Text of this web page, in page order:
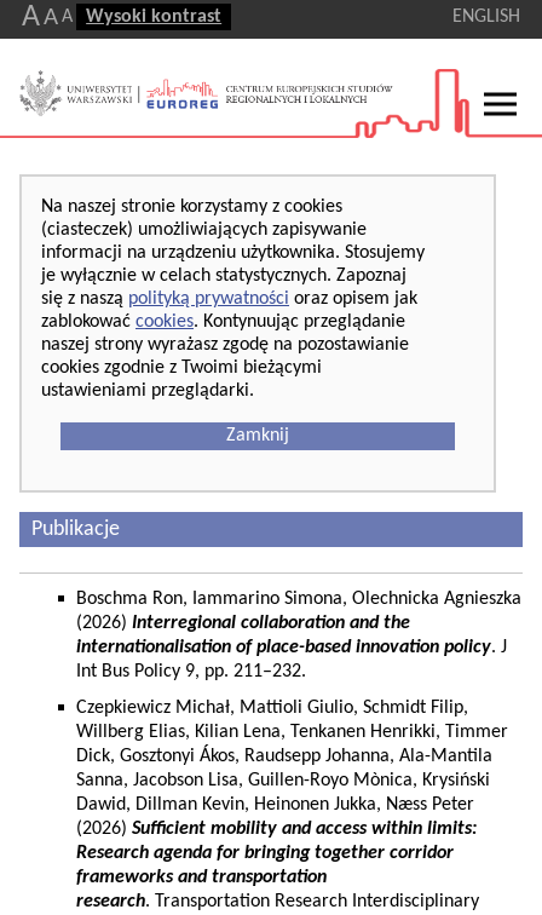
AA A Wysoki kontrast ENGLISH
Na naszej stronie korzystamy z cookies
(ciasteczek) umożliwiających zapisywanie
informacji na urządzeniu użytkownika. Stosujemy
je wyłącznie w celach statystycznych. Zapoznaj
się z naszą polityką prywatności oraz opisem jak
zablokować cookies. Kontynuując przeglądanie
naszej strony wyrażasz zgodę na pozostawianie
cookies zgodnie z Twoimi bieżącymi
ustawieniami przeglądarki.
Zamknij
Publikacje
Boschma Ron, Iammarino Simona, Olechnicka Agnieszka
(2026) Interregional collaboration and the
internationalisation of place-based innovation policy. J
Int Bus Policy 9, pp. 211–232.
Czepkiewicz Michał, Mattioli Giulio, Schmidt Filip,
Willberg Elias, Kilian Lena, Tenkanen Henrikki, Timmer
Dick, Gosztonyi Ákos, Raudsepp Johanna, Ala-Mantila
Sanna, Jacobson Lisa, Guillen-Royo Mònica, Krysiński
Dawid, Dillman Kevin, Heinonen Jukka, Næss Peter
(2026) Sufficient mobility and access within limits:
Research agenda for bringing together corridor
frameworks and transportation
research. Transportation Research Interdisciplinary